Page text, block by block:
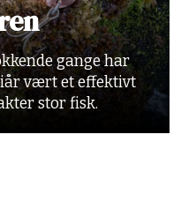
gange har
vært et effektivt
stor fisk.